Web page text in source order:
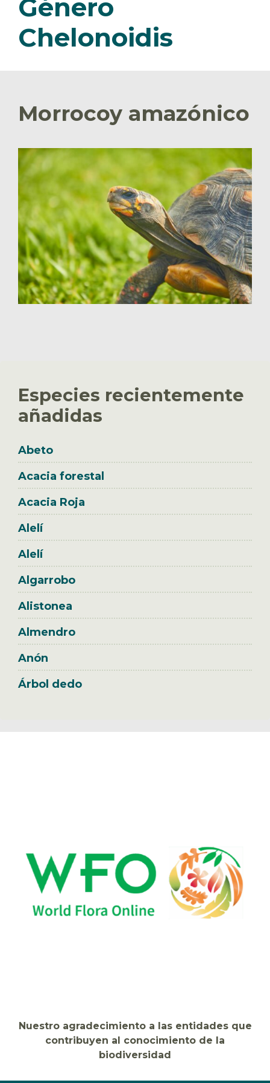
Género
Chelonoidis
Morrocoy amazónico
Especies recientemente
añadidas
Abeto
Acacia forestal
Acacia Roja
Alelí
Alelí
Algarrobo
Alistonea
Almendro
Anón
Árbol dedo
Nuestro agradecimiento a las entidades que
contribuyen al conocimiento de la
biodiversidad